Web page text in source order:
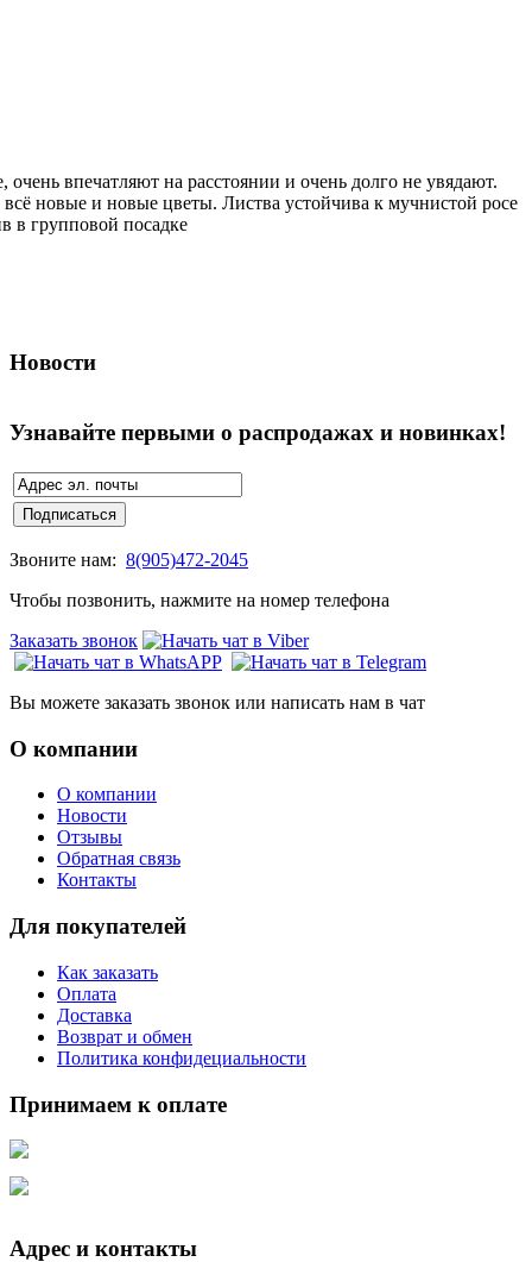
впечатляют на расстоянии и очень долго не увядают.
новые и новые цветы. Листва устойчива к мучнистой росе
в групповой посадке
Новости
Узнавайте первыми о распродажах и новинках!
Звоните нам: 8(905)472-2045
Чтобы позвонить, нажмите на номер телефона
Заказать звонок
Вы можете заказать звонок или написать нам в чат
О компании
О компании
Новости
Отзывы
Обратная связь
Контакты
Для покупателей
Как заказать
Оплата
Доставка
Возврат и обмен
Политика конфидециальности
Принимаем к оплате
Адрес и контакты